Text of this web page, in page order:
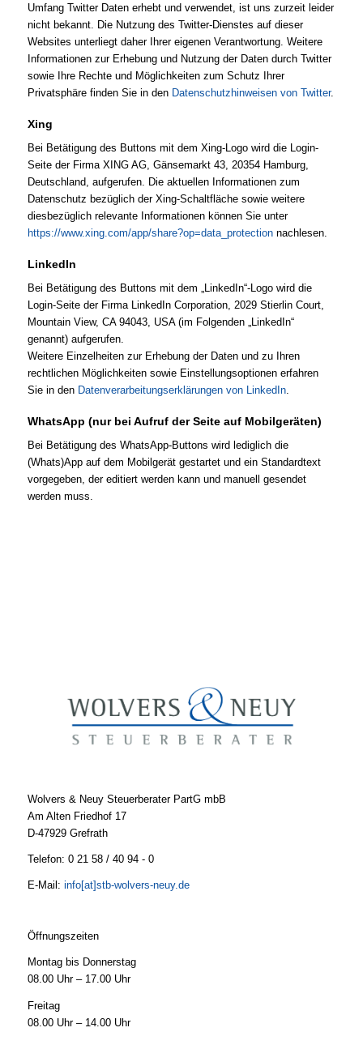
Umfang Twitter Daten erhebt und verwendet, ist uns zurzeit leider
nicht bekannt. Die Nutzung des Twitter-Dienstes auf dieser
Websites unterliegt daher Ihrer eigenen Verantwortung. Weitere
Informationen zur Erhebung und Nutzung der Daten durch Twitter
sowie Ihre Rechte und Möglichkeiten zum Schutz Ihrer
Privatsphäre finden Sie in den Datenschutzhinweisen von Twitter.
Xing
Bei Betätigung des Buttons mit dem Xing-Logo wird die Login-
Seite der Firma XING AG, Gänsemarkt 43, 20354 Hamburg,
Deutschland, aufgerufen. Die aktuellen Informationen zum
Datenschutz bezüglich der Xing-Schaltfläche sowie weitere
diesbezüglich relevante Informationen können Sie unter
https://www.xing.com/app/share?op=data_protectionnachlesen.
LinkedIn
Bei Betätigung des Buttons mit dem „LinkedIn“-Logo wird die
Login-Seite der Firma LinkedIn Corporation, 2029 Stierlin Court,
Mountain View, CA 94043, USA (im Folgenden „LinkedIn“
genannt) aufgerufen.
Weitere Einzelheiten zur Erhebung der Daten und zu Ihren
rechtlichen Möglichkeiten sowie Einstellungsoptionen erfahren
Sie in den Datenverarbeitungserklärungen von LinkedIn.
WhatsApp (nur bei Aufruf der Seite auf Mobilgeräten)
Bei Betätigung des WhatsApp-Buttons wird lediglich die
(Whats)App auf dem Mobilgerät gestartet und ein Standardtext
vorgegeben, der editiert werden kann und manuell gesendet
werden muss.
Wolvers & Neuy Steuerberater PartG mbB
Am Alten Friedhof 17
D-47929 Grefrath
Telefon: 0 21 58 / 40 94 - 0
E-Mail: info[at]stb-wolvers-neuy.de
Öffnungszeiten
Montag bis Donnerstag
08.00 Uhr – 17.00 Uhr
Freitag
08.00 Uhr – 14.00 Uhr